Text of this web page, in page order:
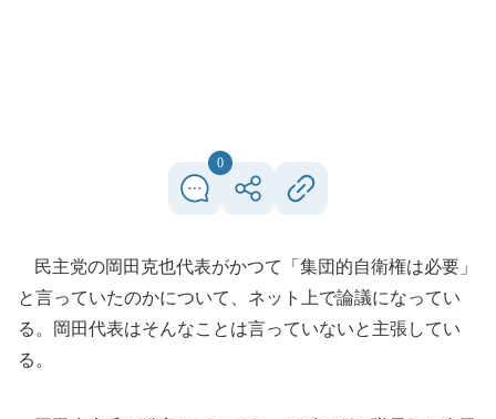
0
民主党の岡田克也代表がかつて「集団的自衛権は必要」
と言っていたのかについて、ネット上で論議になってい
る。岡田代表はそんなことは言っていないと主張してい
る。